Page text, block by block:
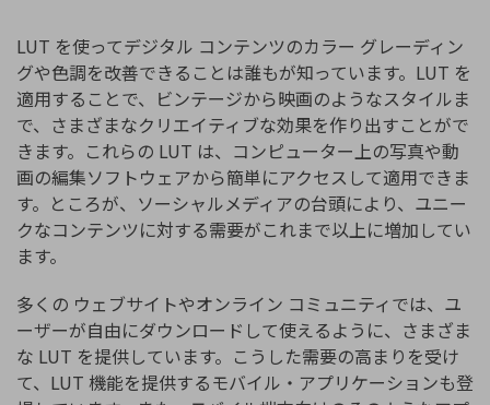
検索
LUT を使ってデジタル コンテンツのカラー グレーディン
グや色調を改善できることは誰もが知っています。LUT を
適用することで、ビンテージから映画のようなスタイルま
で、さまざまなクリエイティブな効果を作り出すことがで
きます。これらの LUT は、コンピューター上の写真や動
画の編集ソフトウェアから簡単にアクセスして適用できま
す。ところが、ソーシャルメディアの台頭により、ユニー
クなコンテンツに対する需要がこれまで以上に増加してい
ます。
多くの ウェブサイトやオンライン コミュニティでは、ユ
ーザーが自由にダウンロードして使えるように、さまざま
な LUT を提供しています。こうした需要の高まりを受け
て、LUT 機能を提供するモバイル・アプリケーションも登